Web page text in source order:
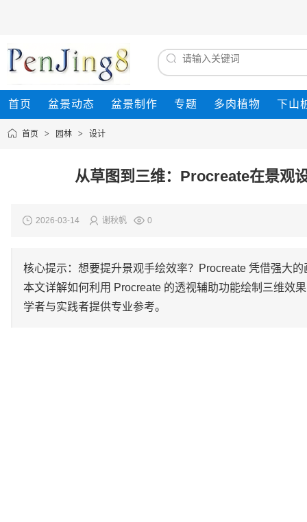
首页 盆景动态 盆景制作 专题 多肉植物 下山
首页 > 园林 > 设计
从草图到三维：Procreate在景观
2026-03-14 谢秋帆 0
核心提示：想要提升景观手绘效率？Procreate 凭借强大
本文详解如何利用 Procreate 的透视辅助功能绘制三维效
学者与实践者提供专业参考。